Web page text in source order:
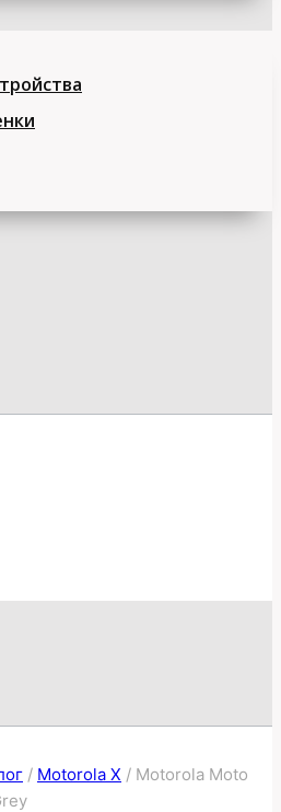
/ Motorola X / Motorola Moto